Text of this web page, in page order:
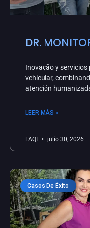
DR.
Inovação y servicios
vehicular,
atención
LEER MÁS »
LAQI julio 30, 2026
Casos De Éxito